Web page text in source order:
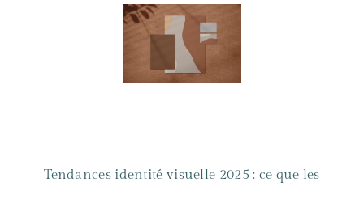
Tendances identité visuelle 2025 : ce que les